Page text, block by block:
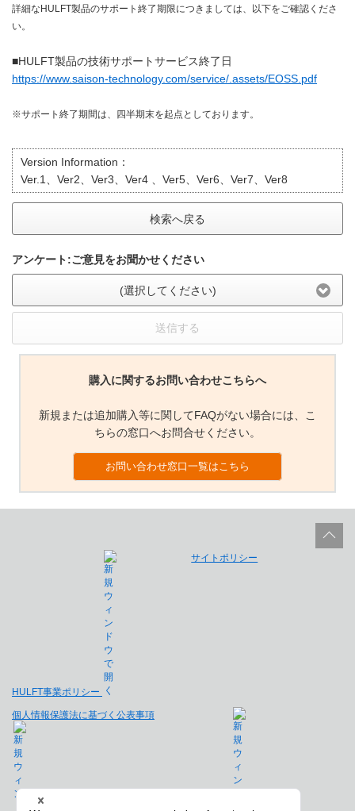
詳細なHULFT製品のサポート終了期限につきましては、以下をご確認くださ
い。
■HULFT製品の技術サポートサービス終了日
https://www.saison-technology.com/service/.assets/EOSS.pdf
※サポート終了期間は、四半期末を起点としております。
Version Information：
Ver.1、Ver2、Ver3、Ver4 、Ver5、Ver6、Ver7、Ver8
検索へ戻る
アンケート:ご意見をお聞かせください
(選択してください)
送信する
購入に関するお問い合わせこちらへ
新規または追加購入等に関してFAQがない場合には、こ
ちらの窓口へお問合せください。
お問い合わせ窓口一覧はこちら
HULFT事業ポリシー
サイトポリシー
個人情報保護法に基づく公表事項